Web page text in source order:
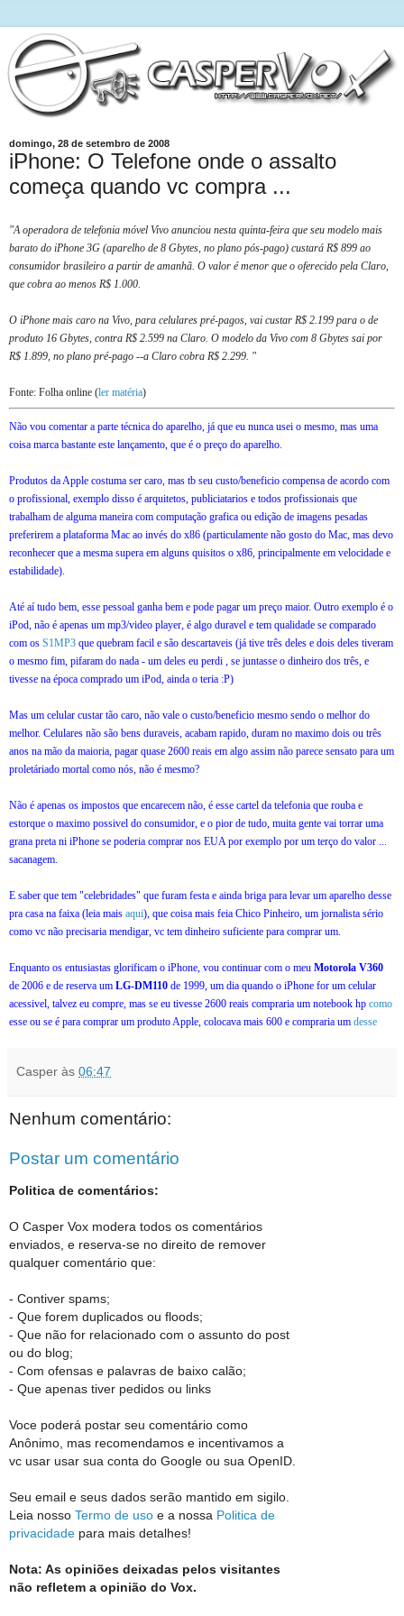
domingo, 28 de setembro de 2008
iPhone: O Telefone onde o assalto
começa quando vc compra ...
"A operadora de telefonia móvel Vivo anunciou nesta quinta-feira que seu modelo mais
barato do iPhone 3G (aparelho de 8 Gbytes, no plano pós-pago) custará R$ 899 ao
consumidor brasileiro a partir de amanhã. O valor é menor que o oferecido pela Claro,
que cobra ao menos R$ 1.000.
O iPhone mais caro na Vivo, para celulares pré-pagos, vai custar R$ 2.199 para o de
produto 16 Gbytes, contra R$ 2.599 na Claro. O modelo da Vivo com 8 Gbytes sai por
R$ 1.899, no plano pré-pago --a Claro cobra R$ 2.299. "
Fonte: Folha online (ler matéria)
Não vou comentar a parte técnica do aparelho, já que eu nunca usei o mesmo, mas uma
coisa marca bastante este lançamento, que é o preço do aparelho.
Produtos da Apple costuma ser caro, mas tb seu custo/beneficio compensa de acordo com
o profissional, exemplo disso é arquitetos, publiciatarios e todos profissionais que
trabalham de alguma maneira com computação grafica ou edição de imagens pesadas
preferirem a plataforma Mac ao invés do x86 (particulamente não gosto do Mac, mas devo
reconhecer que a mesma supera em alguns quisitos o x86, principalmente em velocidade e
estabilidade).
Até aí tudo bem, esse pessoal ganha bem e pode pagar um preço maior. Outro exemplo é o
iPod, não é apenas um mp3/video player, é algo duravel e tem qualidade se comparado
com os S1MP3 que quebram facil e são descartaveis (já tive três deles e dois deles tiveram
o mesmo fim, pifaram do nada - um deles eu perdi , se juntasse o dinheiro dos três, e
tivesse na época comprado um iPod, ainda o teria :P)
Mas um celular custar tão caro, não vale o custo/beneficio mesmo sendo o melhor do
melhor. Celulares não são bens duraveis, acabam rapido, duram no maximo dois ou três
anos na mão da maioria, pagar quase 2600 reais em algo assim não parece sensato para um
proletáriado mortal como nós, não é mesmo?
Não é apenas os impostos que encarecem não, é esse cartel da telefonia que rouba e
estorque o maximo possivel do consumidor, e o pior de tudo, muita gente vai torrar uma
grana preta ni iPhone se poderia comprar nos EUA por exemplo por um terço do valor ...
sacanagem.
E saber que tem "celebridades" que furam festa e ainda briga para levar um aparelho desse
pra casa na faixa (leia mais aqui), que coisa mais feia Chico Pinheiro, um jornalista sério
como vc não precisaria mendigar, vc tem dinheiro suficiente para comprar um.
Enquanto os entusiastas glorificam o iPhone, vou continuar com o meu Motorola V360
de 2006 e de reserva um LG-DM110 de 1999, um dia quando o iPhone for um celular
acessivel, talvez eu compre, mas se eu tivesse 2600 reais compraria um notebook hp como
esse ou se é para comprar um produto Apple, colocava mais 600 e compraria um desse
Casper às 06:47
Nenhum comentário:
Postar um comentário
Politica de comentários:
O Casper Vox modera todos os comentários
enviados, e reserva-se no direito de remover
qualquer comentário que:
- Contiver spams;
- Que forem duplicados ou floods;
- Que não for relacionado com o assunto do post
ou do blog;
- Com ofensas e palavras de baixo calão;
- Que apenas tiver pedidos ou links
Voce poderá postar seu comentário como
Anônimo, mas recomendamos e incentivamos a
vc usar usar sua conta do Google ou sua OpenID.
Seu email e seus dados serão mantido em sigilo.
Leia nosso Termo de uso e a nossa Politica de
privacidade para mais detalhes!
Nota: As opiniões deixadas pelos visitantes
não refletem a opinião do Vox.